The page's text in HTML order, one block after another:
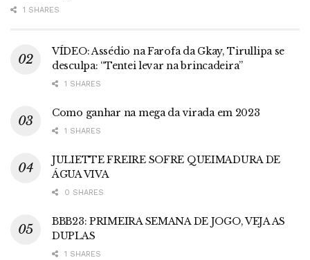
1 SHARES
VÍDEO: Assédio na Farofa da Gkay, Tirullipa se
desculpa: “Tentei levar na brincadeira”
1 SHARES
Como ganhar na mega da virada em 2023
1 SHARES
JULIETTE FREIRE SOFRE QUEIMADURA DE
ÁGUA VIVA
0 SHARES
BBB23: PRIMEIRA SEMANA DE JOGO, VEJA AS
DUPLAS
1 SHARES